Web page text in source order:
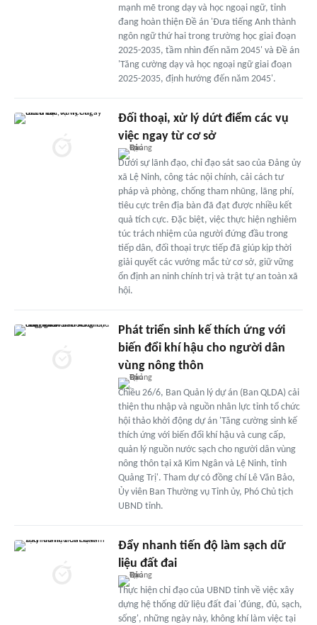
mạnh mẽ trong dạy và học ngoại ngữ, tỉnh
đang hoàn thiện Đề án 'Đưa tiếng Anh thành
ngôn ngữ thứ hai trong trường học giai đoạn
2025-2035, tầm nhìn đến năm 2045' và Đề án
'Tăng cường dạy và học ngoại ngữ giai đoạn
2025-2035, định hướng đến năm 2045'.
Đối thoại, xử lý dứt điểm các vụ
việc ngay từ cơ sở
Dưới sự lãnh đạo, chỉ đạo sát sao của Đảng ủy
xã Lệ Ninh, công tác nội chính, cải cách tư
pháp và phòng, chống tham nhũng, lãng phí,
tiêu cực trên địa bàn đã đạt được nhiều kết
quả tích cực. Đặc biệt, việc thực hiện nghiêm
túc trách nhiệm của người đứng đầu trong
tiếp dân, đối thoại trực tiếp đã giúp kịp thời
giải quyết các vướng mắc từ cơ sở, giữ vững
ổn định an ninh chính trị và trật tự an toàn xã
hội.
Phát triển sinh kế thích ứng với
biến đổi khí hậu cho người dân
vùng nông thôn
Chiều 26/6, Ban Quản lý dự án (Ban QLDA) cải
thiện thu nhập và nguồn nhân lực tỉnh tổ chức
hội thảo khởi động dự án 'Tăng cường sinh kế
thích ứng với biến đổi khí hậu và cung cấp,
quản lý nguồn nước sạch cho người dân vùng
nông thôn tại xã Kim Ngân và Lệ Ninh, tỉnh
Quảng Trị'. Tham dự có đồng chí Lê Văn Bảo,
Ủy viên Ban Thường vụ Tỉnh ủy, Phó Chủ tịch
UBND tỉnh.
Đẩy nhanh tiến độ làm sạch dữ
liệu đất đai
Thực hiện chỉ đạo của UBND tỉnh về việc xây
dựng hệ thống dữ liệu đất đai 'đúng, đủ, sạch,
sống', những ngày này, không khí làm việc tại